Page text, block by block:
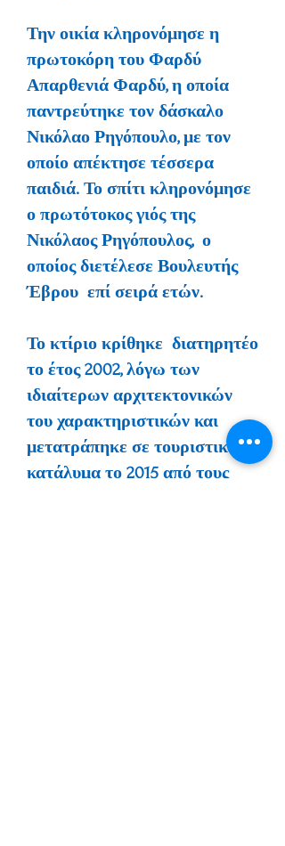
Την οικία κληρονόμησε η
πρωτοκόρη του Φαρδύ
Απαρθενιά Φαρδύ, η οποία
παντρεύτηκε τον δάσκαλο
Νικόλαο Ρηγόπουλο, με τον
οποίο απέκτησε τέσσερα
παιδιά. Το σπίτι κληρονόμησε
ο πρωτότοκος γιός της
Νικόλαος Ρηγόπουλος, ο
οποίος διετέλεσε Βουλευτής
Έβρου επί σειρά ετών.
Το κτίριο κρίθηκε διατηρητέο
το έτος 2002, λόγω των
ιδιαίτερων αρχιτεκτονικών
του χαρακτηριστικών και
μετατράπηκε σε τουριστικό
κατάλυμα το 2015 από τους